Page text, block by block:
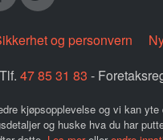
og personvern
47 85 31 83 -
kjøpsopplevelse og vi kan yte
og huske hva du har